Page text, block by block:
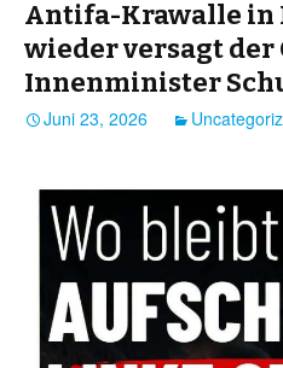
Antifa-Krawalle in
wieder versagt der
Innenminister
Juni 23, 2026